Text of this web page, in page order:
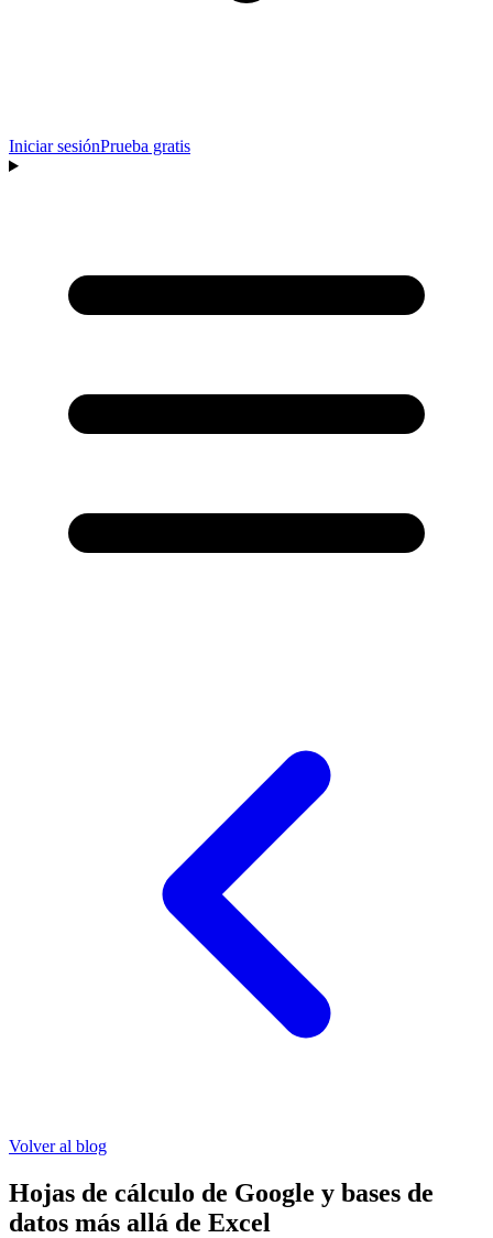
Iniciar sesiónPrueba gratis
Volver al blog
Hojas de cálculo de Google y bases de
datos más allá de Excel